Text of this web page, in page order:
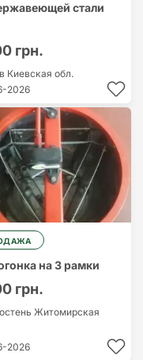
стали
грн.
Киевская обл.
2026
на 3 рамки
грн.
Житомирская
2026